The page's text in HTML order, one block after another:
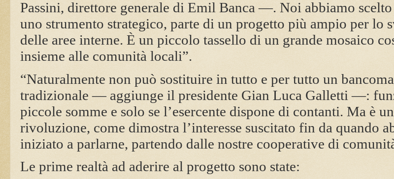
Passini, direttore generale di Emil Banca —. Noi abbiamo
uno strumento strategico, parte di un progetto più ampio per lo
delle aree interne. È un piccolo tassello di un grande mosaico
insieme alle comunità locali”.
“Naturalmente non può sostituire in tutto e per tutto un
tradizionale — aggiunge il presidente Gian Luca Galletti —:
piccole somme e solo se l’esercente dispone di contanti. Ma è
rivoluzione, come dimostra l’interesse suscitato fin da quando
iniziato a parlarne, partendo dalle nostre cooperative di
Le prime realtà ad aderire al progetto sono state: